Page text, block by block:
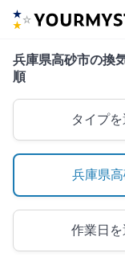
兵庫県高砂市の換
順
タイプ
兵庫県
作業日を